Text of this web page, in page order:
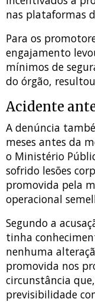
nas plataformas
Para os
engajamento
mínimos de
do órgão,
Acidente
A denúncia
meses antes da
o Ministério
sofrido lesões
promovida pela
operacional
Segundo a
tinha
nenhuma
promovida nos
circunstância
previsibilidade